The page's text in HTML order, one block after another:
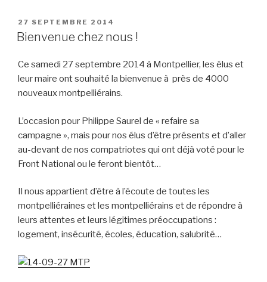
PUBLIÉ
LE
27 SEPTEMBRE 2014
Bienvenue chez nous !
Ce samedi 27 septembre 2014 à Montpellier, les élus et
leur maire ont souhaité la bienvenue à près de 4000
nouveaux montpelliérains.
L’occasion pour Philippe Saurel de « refaire sa
campagne », mais pour nos élus d’être présents et d’aller
au-devant de nos compatriotes qui ont déjà voté pour le
Front National ou le feront bientôt…
Il nous appartient d’être à l’écoute de toutes les
montpelliéraines et les montpelliérains et de répondre à
leurs attentes et leurs légitimes préoccupations :
logement, insécurité, écoles, éducation, salubrité…